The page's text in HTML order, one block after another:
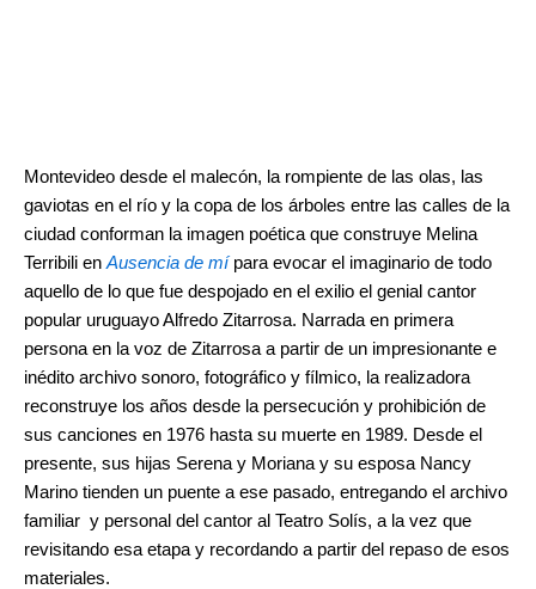
Montevideo desde el malecón, la rompiente de las olas, las
gaviotas en el río y la copa de los árboles entre las calles de la
ciudad conforman la imagen poética que construye Melina
Terribili en Ausencia de mípara evocar el imaginario de todo
aquello de lo que fue despojado en el exilio el genial cantor
popular uruguayo Alfredo Zitarrosa. Narrada en primera
persona en la voz de Zitarrosa a partir de un impresionante e
inédito archivo sonoro, fotográfico y fílmico, la realizadora
reconstruye los años desde la persecución y prohibición de
sus canciones en 1976 hasta su muerte en 1989. Desde el
presente, sus hijas Serena y Moriana y su esposa Nancy
Marino tienden un puente a ese pasado, entregando el archivo
familiar y personal del cantor al Teatro Solís, a la vez que
revisitando esa etapa y recordando a partir del repaso de esos
materiales.